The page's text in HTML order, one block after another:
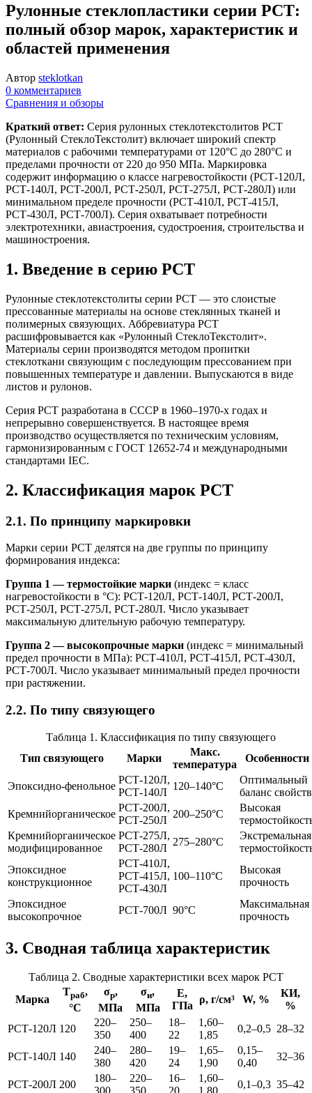
Рулонные стеклопластики серии РСТ:
полный обзор марок, характеристик и
областей применения
Автор steklotkan
0 комментариев
Сравнения и обзоры
Краткий ответ: Серия рулонных стеклотекстолитов РСТ
(Рулонный СтеклоТекстолит) включает широкий спектр
материалов с рабочими температурами от 120°C до 280°C и
пределами прочности от 220 до 950 МПа. Маркировка
содержит информацию о классе нагревостойкости (РСТ-120Л,
РСТ-140Л, РСТ-200Л, РСТ-250Л, РСТ-275Л, РСТ-280Л) или
минимальном пределе прочности (РСТ-410Л, РСТ-415Л,
РСТ-430Л, РСТ-700Л). Серия охватывает потребности
электротехники, авиастроения, судостроения, строительства и
машиностроения.
1. Введение в серию РСТ
Рулонные стеклотекстолиты серии РСТ — это слоистые
прессованные материалы на основе стеклянных тканей и
полимерных связующих. Аббревиатура РСТ
расшифровывается как «Рулонный СтеклоТекстолит».
Материалы серии производятся методом пропитки
стеклоткани связующим с последующим прессованием при
повышенных температуре и давлении. Выпускаются в виде
листов и рулонов.
Серия РСТ разработана в СССР в 1960–1970-х годах и
непрерывно совершенствуется. В настоящее время
производство осуществляется по техническим условиям,
гармонизированным с ГОСТ 12652-74 и международными
стандартами IEC.
2. Классификация марок РСТ
2.1. По принципу маркировки
Марки серии РСТ делятся на две группы по принципу
формирования индекса:
Группа 1 — термостойкие марки (индекс = класс
нагревостойкости в °C): РСТ-120Л, РСТ-140Л, РСТ-200Л,
РСТ-250Л, РСТ-275Л, РСТ-280Л. Число указывает
максимальную длительную рабочую температуру.
Группа 2 — высокопрочные марки (индекс = минимальный
предел прочности в МПа): РСТ-410Л, РСТ-415Л, РСТ-430Л,
РСТ-700Л. Число указывает минимальный предел прочности
при растяжении.
2.2. По типу связующего
Таблица 1. Классификация по типу связующего
Тип связующего
Марки
Макс.
температура
Особенности
Эпоксидно-фенольное
РСТ-120Л,
РСТ-140Л
120–140°C
Оптимальный
баланс свойств
Кремнийорганическое
РСТ-200Л,
РСТ-250Л
200–250°C
Высокая
Кремнийорганическое
модифицированное
РСТ-275Л,
РСТ-280Л
275–280°C
Экстремальная
Эпоксидное
конструкционное
РСТ-410Л,
РСТ-415Л,
РСТ-430Л
100–110°C
Высокая
прочность
Эпоксидное
высокопрочное
РСТ-700Л 90°C
Максимальная
прочность
3. Сводная таблица характеристик
Таблица 2. Сводные характеристики всех марок РСТ
Марка
Tраб,
°C
σр,
МПа
σи,
МПа
E,
ГПа
ρ, г/см³ W, %
КИ,
%
РСТ-120Л 120
220–
350
250–
400
18–
22
1,60–
1,85
0,2–0,5 28–32
РСТ-140Л 140
240–
380
280–
420
19–
24
1,65–
1,90
0,15–
0,40
32–36
РСТ-200Л 200
180–
220–
16–
1,60–
0,1–0,3 35–42